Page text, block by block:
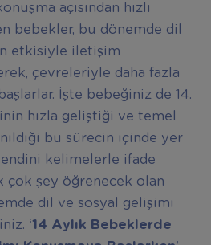
açısından hızlı
bebekler, bu dönemde dil
etkisiyle iletişim
çevreleriyle daha fazla
İşte bebeğiniz de 14.
hızla geliştiği ve temel
bu sürecin içinde yer
kelimelerle ifade
çok şey öğrenecek olan
dil ve sosyal gelişimi
‘14 Ayl ı k Bebeklerde